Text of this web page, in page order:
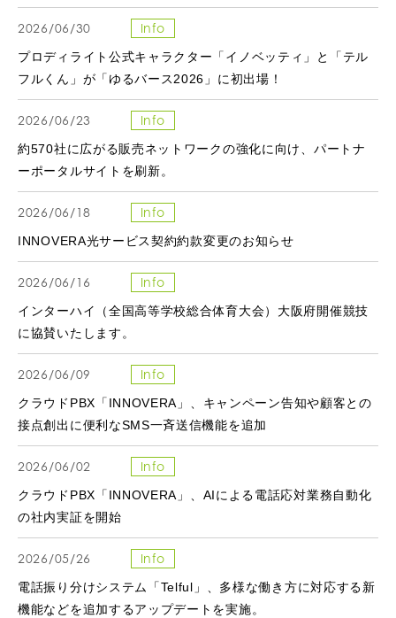
2026/06/30 Info
プロディライト公式キャラクター「イノベッティ」と「テル
フルくん」が「ゆるバース2026」に初出場！
2026/06/23 Info
約570社に広がる販売ネットワークの強化に向け、パートナ
ーポータルサイトを刷新。
2026/06/18 Info
INNOVERA光サービス契約約款変更のお知らせ
2026/06/16 Info
インターハイ（全国高等学校総合体育大会）大阪府開催競技
に協賛いたします。
2026/06/09 Info
クラウドPBX「INNOVERA」、キャンペーン告知や顧客との
接点創出に便利なSMS一斉送信機能を追加
2026/06/02 Info
クラウドPBX「INNOVERA」、AIによる電話応対業務自動化
の社内実証を開始
2026/05/26 Info
電話振り分けシステム「Telful」、多様な働き方に対応する新
機能などを追加するアップデートを実施。